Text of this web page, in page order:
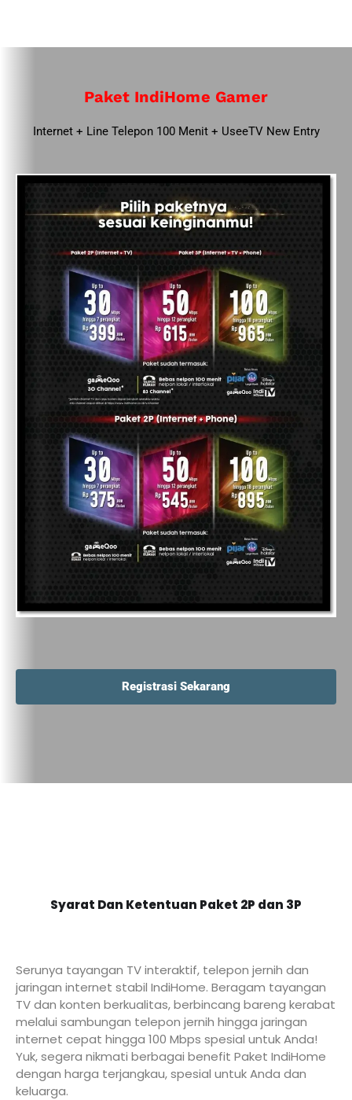
Paket IndiHome Gamer
Internet + Line Telepon 100 Menit + UseeTV New Entry
Registrasi Sekarang
Syarat Dan Ketentuan Paket 2P dan 3P
Serunya tayangan TV interaktif, telepon jernih dan
jaringan internet stabil IndiHome. Beragam tayangan
TV dan konten berkualitas, berbincang bareng kerabat
melalui sambungan telepon jernih hingga jaringan
internet cepat hingga 100 Mbps spesial untuk Anda!
Yuk, segera nikmati berbagai benefit Paket IndiHome
dengan harga terjangkau, spesial untuk Anda dan
keluarga.